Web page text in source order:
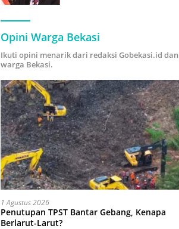
Opini Warga Bekasi
Ikuti opini menarik dari redaksi Gobekasi.id dan
warga Bekasi.
1 Agustus 2026
Penutupan TPST Bantar Gebang, Kenapa
Berlarut-Larut?